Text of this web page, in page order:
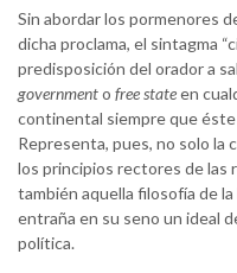
Sin abordar los pormenores
dicha proclama, el sintagma
predisposición del orador a
governmento free stateen
continental siempre que
Representa, pues, no solo la
los principios rectores de las
también aquella filosofía de
entraña en su seno un ideal
política.